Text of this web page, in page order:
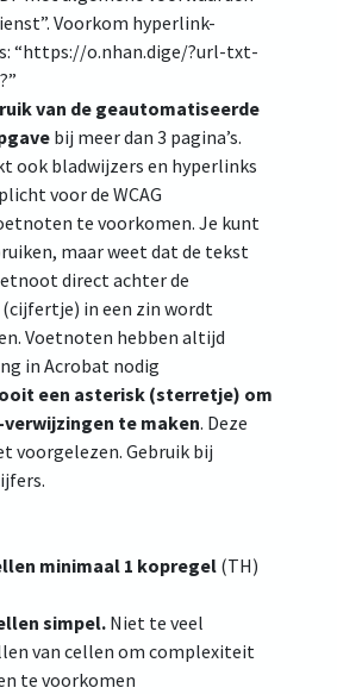
Voorkom hyperlink-
“https://o.nhan.dige/?url-txt-
van de geautomatiseerde
bij meer dan 3 pagina’s.
ook bladwijzers en hyperlinks
voor de WCAG
te voorkomen. Je kunt
maar weet dat de tekst
direct achter de
in een zin wordt
Voetnoten hebben altijd
in Acrobat nodig
een asterisk (sterretje) om
te maken. Deze
voorgelezen. Gebruik bij
minimaal 1 kopregel(TH)
simpel.Niet te veel
van cellen om complexiteit
te voorkomen